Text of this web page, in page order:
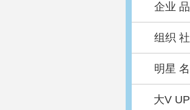
企业
组织
明星
大V